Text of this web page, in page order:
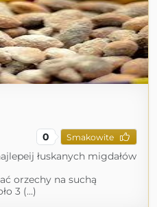
0 Smakowite
łuskanych migdałów
orzechy na suchą
3 (...)